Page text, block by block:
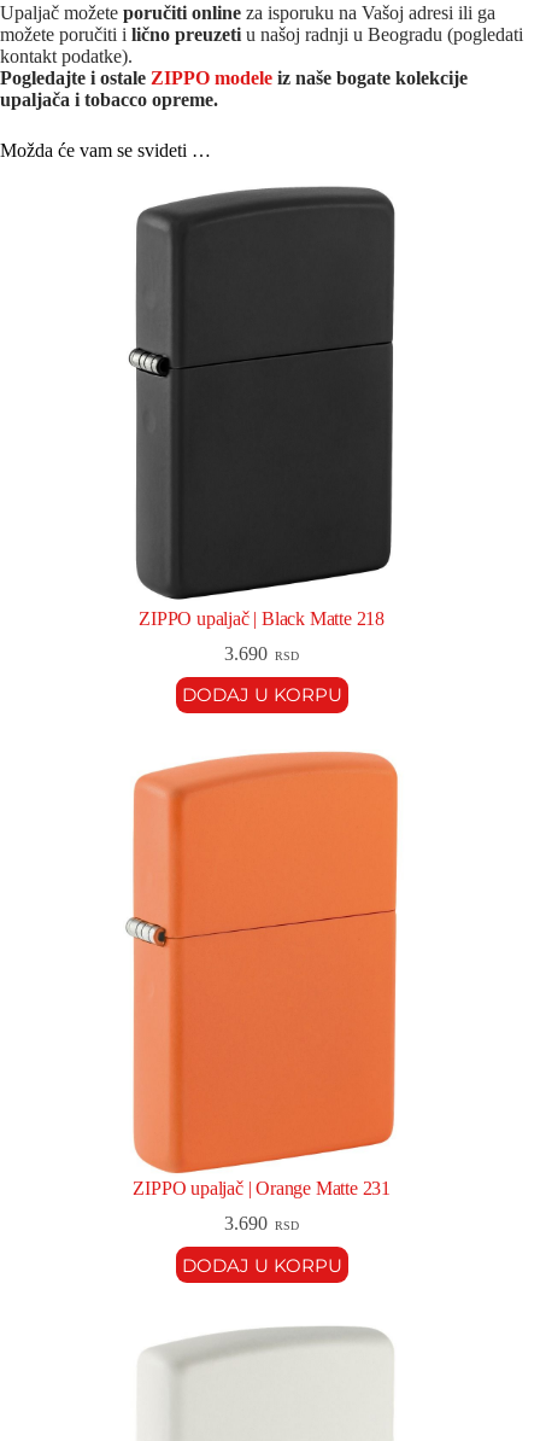
Upaljač možete poručiti online za isporuku na Vašoj adresi ili ga
možete poručiti i lično preuzeti u našoj radnji u Beogradu (pogledati
kontakt podatke).
Pogledajte i ostale ZIPPO modele iz naše bogate kolekcije
upaljača i tobacco opreme.
Možda će vam se svideti …
ZIPPO upaljač | Black Matte 218
3.690 RSD
DODAJ U KORPU
ZIPPO upaljač | Orange Matte 231
3.690 RSD
DODAJ U KORPU